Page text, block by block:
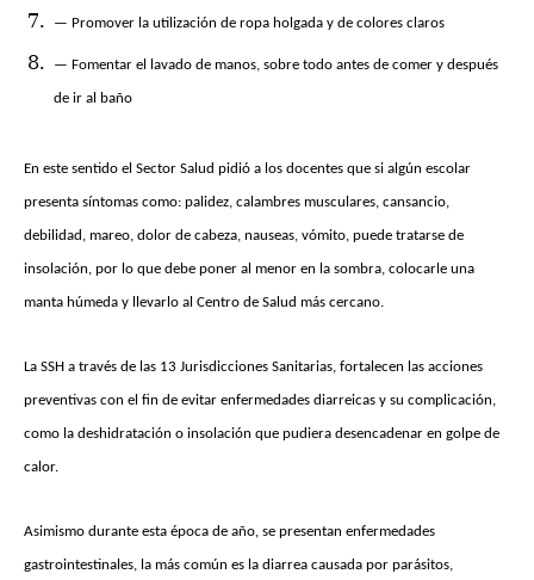
— Promover la utilización de ropa holgada y de colores claros
— Fomentar el lavado de manos, sobre todo antes de comer y después
de ir al baño
En este sentido el Sector Salud pidió a los docentes que si algún escolar
presenta síntomas como: palidez, calambres musculares, cansancio,
debilidad, mareo, dolor de cabeza, nauseas, vómito, puede tratarse de
insolación, por lo que debe poner al menor en la sombra, colocarle una
manta húmeda y llevarlo al Centro de Salud más cercano.
La SSH a través de las 13 Jurisdicciones Sanitarias, fortalecen las acciones
preventivas con el fin de evitar enfermedades diarreicas y su complicación,
como la deshidratación o insolación que pudiera desencadenar en golpe de
calor.
Asimismo durante esta época de año, se presentan enfermedades
gastrointestinales, la más común es la diarrea causada por parásitos,